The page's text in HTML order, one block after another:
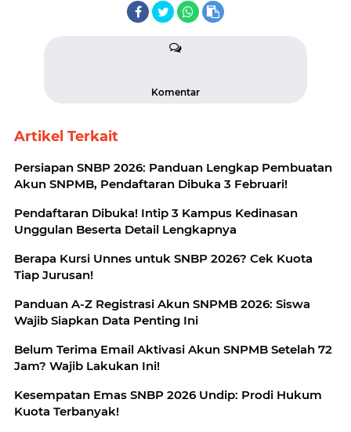
Komentar
Artikel Terkait
Persiapan SNBP 2026: Panduan Lengkap Pembuatan
Akun SNPMB, Pendaftaran Dibuka 3 Februari!
Pendaftaran Dibuka! Intip 3 Kampus Kedinasan
Unggulan Beserta Detail Lengkapnya
Berapa Kursi Unnes untuk SNBP 2026? Cek Kuota
Tiap Jurusan!
Panduan A-Z Registrasi Akun SNPMB 2026: Siswa
Wajib Siapkan Data Penting Ini
Belum Terima Email Aktivasi Akun SNPMB Setelah 72
Jam? Wajib Lakukan Ini!
Kesempatan Emas SNBP 2026 Undip: Prodi Hukum
Kuota Terbanyak!